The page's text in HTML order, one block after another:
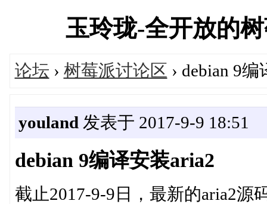
玉玲珑-全开放的
论坛 › 树莓派讨论区 › debian 9
youland 发表于 2017-9-9 18:51
debian 9编译安装aria2
截止2017-9-9日，最新的aria2源